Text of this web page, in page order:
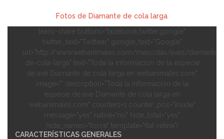
Fotos de Diamante de cola larga
[easy-share buttons="facebook,twitter,google"
twitter_text="Twittear" google_text="Google"
url="http://www.webanimales.com/mascotas/aves/diamante-
de-cola-larga" text="Toda la información de la especie
de ave Diamante de cola larga en webanimales.com"
image="" description="Toda la información de la
especie de ave Diamante de cola larga en
webanimales.com" counters=1 counter_pos="inside"
message="yes" native="no" hide_total="yes"
hide_names="force" template="flat-retina"]
CARACTERÍSTICAS GENERALES